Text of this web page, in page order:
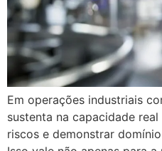
Em operações industriais
sustenta na capacidade
riscos e demonstrar